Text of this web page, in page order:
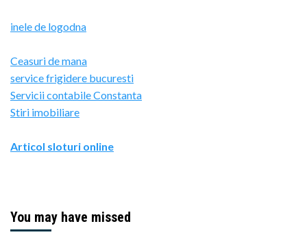
inele de logodna
Ceasuri de mana
service frigidere bucuresti
Servicii contabile Constanta
Stiri imobiliare
Articol sloturi online
You may have missed